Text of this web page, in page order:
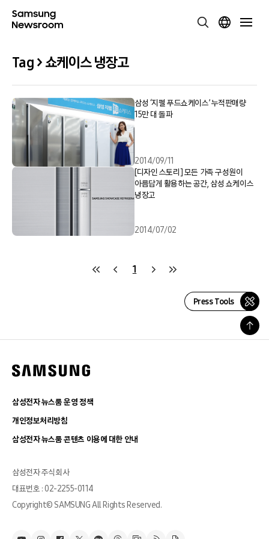
Tag > 쇼케이스 냉장고
삼성 ‘지펠 푸드쇼케이스’ 누적판매량
15만 대 돌파
2014/09/11
[디자인 스토리] 모든 가족 구성원이
아름답게 활용하는 공간, 삼성 쇼케이스
냉장고
2014/07/02
1
Press Tools
삼성전자 뉴스룸 운영 정책
개인정보처리방침
삼성전자 뉴스룸 콘텐츠 이용에 대한 안내
삼성전자 주식회사
대표번호 : 02-2255-0114
Copyright© SAMSUNG All Rights Reserved.